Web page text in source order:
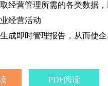
营管理所需的各类数据
经营活动
成即时管理报告，从而使企
PDF阅读